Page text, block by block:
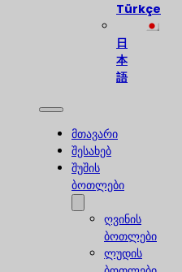
Türkçe
日
本
語
მთავარი
შესახებ
შუშის
ბოთლები
ღვინის
ბოთლები
ლუდის